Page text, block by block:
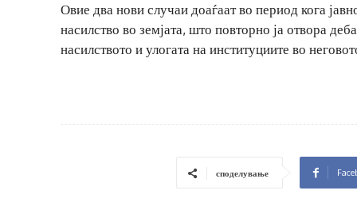
Овие два нови случаи доаѓаат во период кога
насилство во земјата, што повторно ја отвора
насилството и улогата на институциите во
споделување